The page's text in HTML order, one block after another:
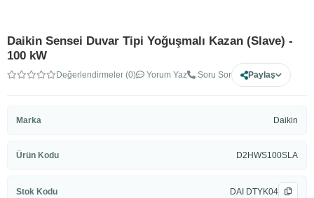
Daikin Sensei Duvar Tipi Yoğuşmalı Kazan (Slave) -
100 kW
Değerlendirmeler (0) Yorum Yaz Soru Sor Paylaş
Marka Daikin
Ürün Kodu D2HWS100SLA
Stok Kodu DAI DTYK04